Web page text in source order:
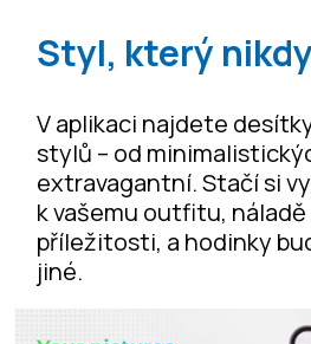
Styl, který
V aplikaci najdete
stylů – od
extravagantní. Stačí si
k vašemu outfitu, náladě
příležitosti, a hodinky
jiné.